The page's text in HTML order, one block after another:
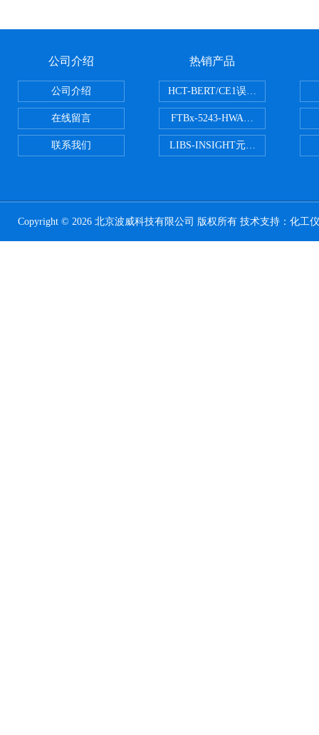
公司介绍
公司介绍
在线留言
联系我们
热销产品
HCT-BERT/CE1误码测试仪
FTBx-5243-HWA光谱分析仪
LIBS-INSIGHT元素光谱分析仪
Copyright © 2026 北京波威科技有限公司 版权所有 技术支持： 化工